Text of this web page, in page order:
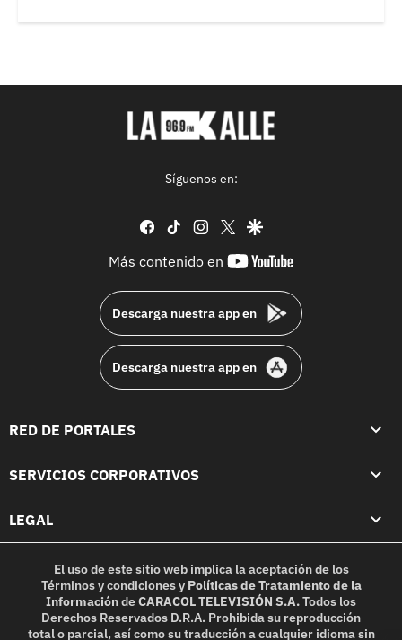
Síguenos en:
facebook
tiktok instagram
twittergoogle
Más contenido en
youtube-
Descarga nuestra app en
Descarga nuestra app en
RED DE PORTALES
SERVICIOS CORPORATIVOS
LEGAL
El uso de este sitio web implica la aceptación de los
Términos y condicionesy Políticas de Tratamiento de la
InformacióndeCARACOL TELEVISIÓN S.A.Todos los
Derechos Reservados D.R.A. Prohibida su reproducción
total o parcial, así como su traducción a cualquier idioma sin